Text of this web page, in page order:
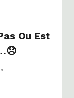
Ou Est